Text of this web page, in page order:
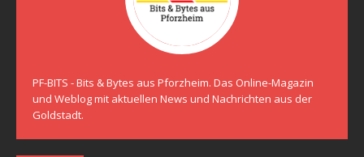
PF-BITS - Bits & Bytes aus Pforzheim. Das Online-Magazin
und Weblog mit aktuellen News und Nachrichten aus der
Goldstadt.